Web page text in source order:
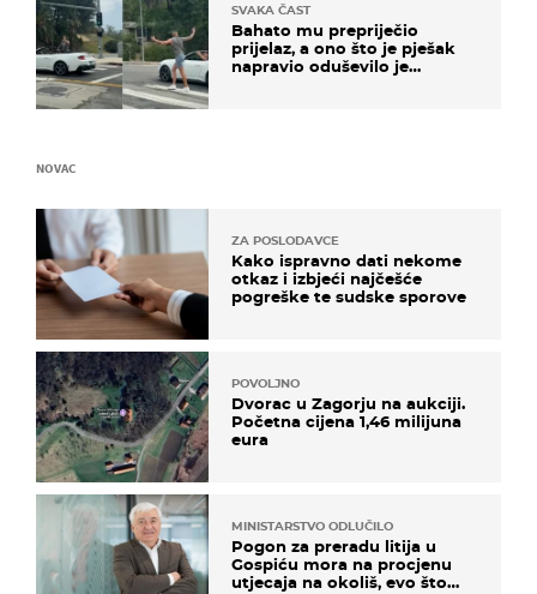
SVAKA ČAST
Bahato mu prepriječio
prijelaz, a ono što je pješak
napravio oduševilo je
NOVAC
ZA POSLODAVCE
Kako ispravno dati nekome
otkaz i izbjeći najčešće
pogreške te sudske sporove
POVOLJNO
Dvorac u Zagorju na aukciji.
Početna cijena 1,46 milijuna
eura
MINISTARSTVO ODLUČILO
Pogon za preradu litija u
Gospiću mora na procjenu
utjecaja na okoliš, evo što